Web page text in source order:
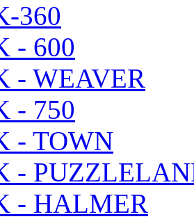
360
- 600
- WEAVER
- 750
- TOWN
-
- HALMER